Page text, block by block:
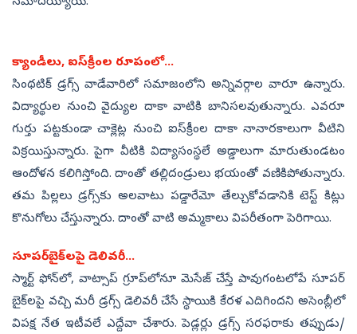
క్యాండీలు, ఐస్‌క్రీంల రూపంలో...
సింథటిక్‌ డ్రగ్స్‌ వాడేవారిలో సమాజంలోని అన్నివర్గాల వారూ ఉన్నారు.
విద్యార్థుల నుంచి వైద్యుల దాకా వాటికి బానిసలవుతున్నారు. ఎవరూ
గుర్తు పట్టకుండా చాక్లెట్ల నుంచి ఐస్‌క్రీంల దాకా నానారకాలుగా వీటిని
విక్రయిస్తున్నారు. పైగా వీటికి విద్యాసంస్థలే అడ్డాలుగా మారుతుండటం
ఆందోళన కలిగిస్తోంది. దాంతో తల్లిదండ్రులు భయంతో వణికిపోతున్నారు.
తమ పిల్లలు డ్రగ్స్‌కు అలవాటు పడ్డారేమో తేల్చుకోవడానికి టెస్ట్‌ కిట్లు
కొనుగోలు చేస్తున్నారు. దాంతో వాటి అమ్మకాలు విపరీతంగా పెరిగాయి.
సూపర్‌బైక్‌లపై డెలివరీ...
స్మార్ట్‌ ఫోన్‌లో, వాట్సాప్‌ గ్రూప్‌లోనూ మెసేజ్‌ చేస్తే పావుగంటలోపే సూపర్‌
బైక్‌లపై వచ్చి మరీ డ్రగ్స్‌ డెలివరీ చేసే స్థాయికి కేరళ ఎదిగిందని అసెంబ్లీలో
విపక్ష నేత ఇటీవలే ఎద్దేవా చేశారు. పెడ్లర్లు డ్రగ్స్‌ సరఫరాకు తప్పుడు/